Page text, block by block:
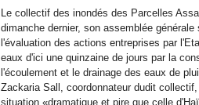
Le collectif des inondés des Parcelles
dimanche dernier, son assemblée
l'évaluation des actions entreprises par
eaux d'ici une quinzaine de jours par la
l'écoulement et le drainage des eaux de
Zackaria Sall, coordonnateur dudit
situation «dramatique et pire que celle